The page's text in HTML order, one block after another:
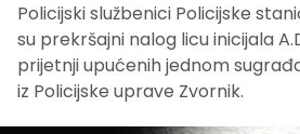
Policijski službenici Policijske
su prekršajni nalog licu inicijala
prijetnji upućenih jednom
iz Policijske uprave Zvornik.